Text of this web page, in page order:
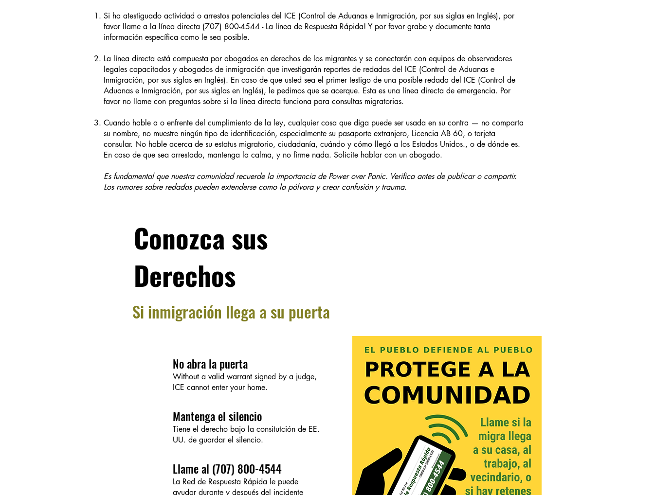
Si ha atestiguado actividad o arrestos potenciales del ICE (Control de Aduanas e Inmigración, por sus siglas en Inglés), por
favor llame a la línea directa (707) 800-4544 - La línea de Respuesta Rápida! Y por favor grabe y documente tanta
información específica como le sea posible.
La línea directa está compuesta por abogados en derechos de los migrantes y se conectarán con equipos de observadores
legales capacitados y abogados de inmigración que investigarán reportes de redadas del ICE (Control de Aduanas e
Inmigración, por sus siglas en Inglés). En caso de que usted sea el primer testigo de una posible redada del ICE (Control de
Aduanas e Inmigración, por sus siglas en Inglés), le pedimos que se acerque. Esta es una línea directa de emergencia. Por
favor no llame con preguntas sobre si la línea directa funciona para consultas migratorias.
Cuando hable a o enfrente del cumplimiento de la ley, cualquier cosa que diga puede ser usada en su contra — no comparta
su nombre, no muestre ningún tipo de identificación, especialmente su pasaporte extranjero, Licencia AB 60, o tarjeta
consular. No hable acerca de su estatus migratorio, ciudadanía, cuándo y cómo llegó a los Estados Unidos., o de dónde es.
En caso de que sea arrestado, mantenga la calma, y no firme nada. Solicite hablar con un abogado.
Es fundamental que nuestra comunidad recuerde la importancia de Power over Panic. Verifica antes de publicar o compartir.
Los rumores sobre redadas pueden extenderse como la pólvora y crear confusión y trauma.
Conozca sus
Derechos
Si inmigración llega a su puerta
No abra la puerta
Without a valid warrant signed by a judge,
ICE cannot enter your home.
Mantenga el silencio
Tiene el derecho bajo la consitutción de EE.
UU. de guardar el silencio.
Llame al (707) 800-4544
La Red de Respuesta Rápida le puede
ayudar durante y después del incidente